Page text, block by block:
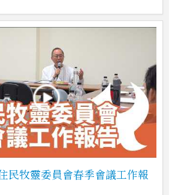
民牧靈委員會春季會議工作報